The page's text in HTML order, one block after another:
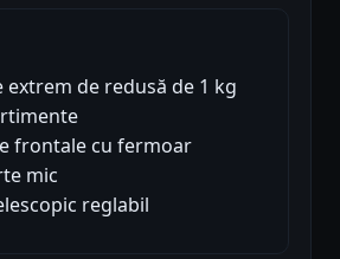
extrem de redusă de 1 kg
frontale cu fermoar
mic
reglabil